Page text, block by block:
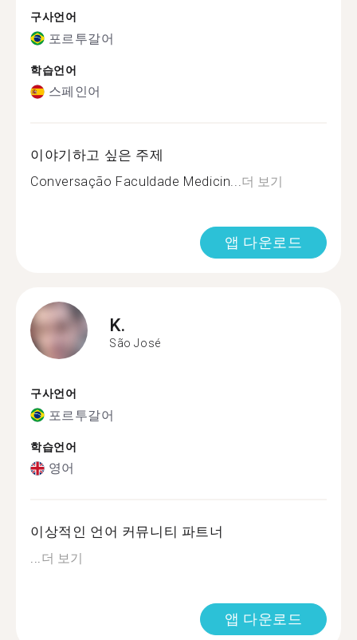
구사언어
포르투갈어
학습언어
스페인어
이야기하고 싶은 주제
Conversação Faculdade Medicin...더 보기
앱 다운로드
K.
São José
구사언어
포르투갈어
학습언어
영어
이상적인 언어 커뮤니티 파트너
...더 보기
앱 다운로드